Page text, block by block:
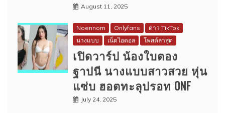
August 11, 2025
Noennom Onlyfans
ดาว TikTok
นางแบบ
เน็ตไอดอล โพสต์ล่าสุด
เปิดวาร์ป น้องใบตอง
ฐาปนี นางแบบสาวสวย หุ่น
แซ่บ ฮอตทะลุปรอท ONF
July 24, 2025